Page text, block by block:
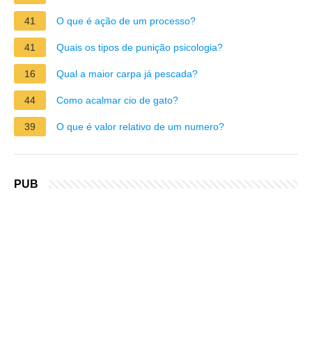
41 O que é ação de um processo?
41 Quais os tipos de punição psicologia?
16 Qual a maior carpa já pescada?
44 Como acalmar cio de gato?
39 O que é valor relativo de um numero?
PUB